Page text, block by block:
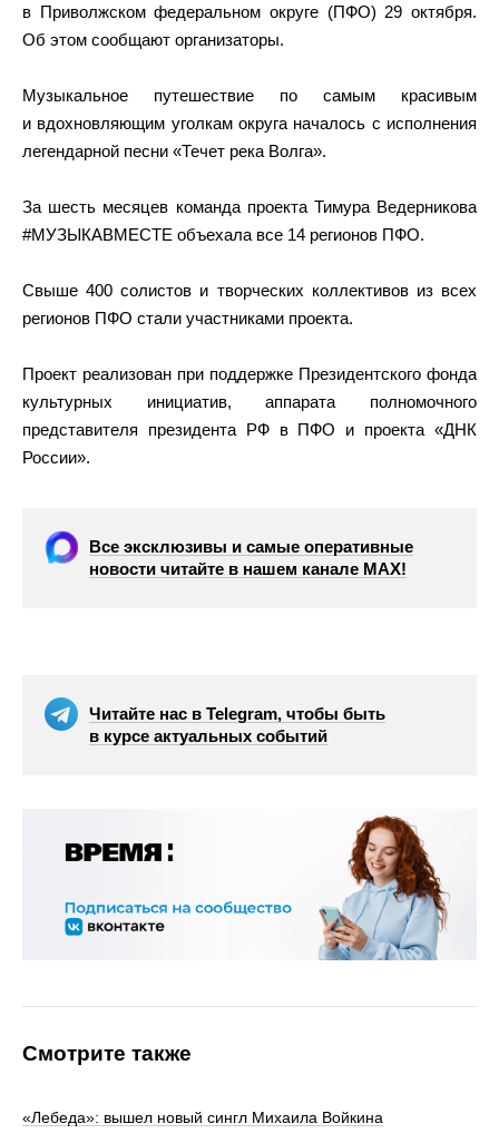
в Приволжском федеральном округе (ПФО) 29 октября.
Об этом сообщают организаторы.
Музыкальное путешествие по самым красивым
и вдохновляющим уголкам округа началось с исполнения
легендарной песни «Течет река Волга».
За шесть месяцев команда проекта Тимура Ведерникова
#МУЗЫКАВМЕСТЕ объехала все 14 регионов ПФО.
Свыше 400 солистов и творческих коллективов из всех
регионов ПФО стали участниками проекта.
Проект реализован при поддержке Президентского фонда
культурных инициатив, аппарата полномочного
представителя президента РФ в ПФО и проекта «ДНК
России».
Все эксклюзивы и самые оперативные
новости читайте в нашем канале МАХ!
Читайте нас в Telegram, чтобы быть
в курсе актуальных событий
Смотрите также
«Лебеда»: вышел новый сингл Михаила Войкина